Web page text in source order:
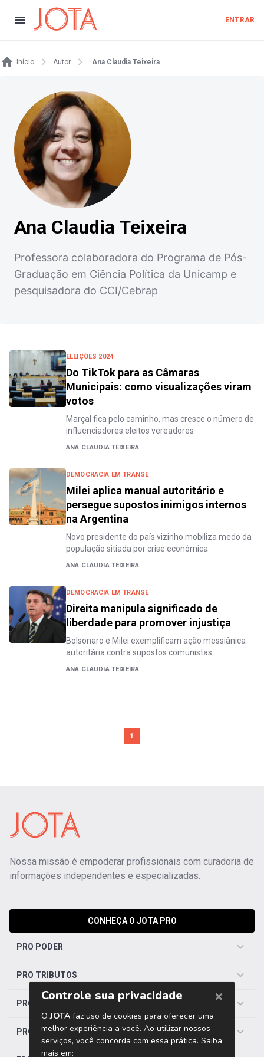
ENTRAR
Início Autor Ana Claudia Teixeira
Ana Claudia Teixeira
Professora colaboradora do Programa de Pós-
Graduação em Ciência Política da Unicamp e
pesquisadora do CCI/Cebrap
ELEIÇÕES 2024
Do TikTok para as Câmaras
Municipais: como visualizações viram
votos
Marçal fica pelo caminho, mas cresce o número de
influenciadores eleitos vereadores
ANA CLAUDIA TEIXEIRA
DEMOCRACIA EM TRANSE
Milei aplica manual autoritário e
persegue supostos inimigos internos
na Argentina
Novo presidente do país vizinho mobiliza medo da
população sitiada por crise econômica
ANA CLAUDIA TEIXEIRA
DEMOCRACIA EM TRANSE
Direita manipula significado de
liberdade para promover injustiça
Bolsonaro e Milei exemplificam ação messiânica
autoritária contra supostos comunistas
ANA CLAUDIA TEIXEIRA
1
Nossa missão é empoderar profissionais com curadoria de
informações independentes e especializadas.
CONHEÇA O JOTA PRO
PRO PODER
PRO TRIBUTOS
PRO TRABALHISTA
PRO SAÚDE